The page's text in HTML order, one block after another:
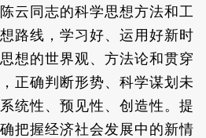
云同志的科学思想方法和工
路线，学习好、运用好新时
想的世界观、方法论和贯穿
正确判断形势、科学谋划未
统性、预见性、创造性。提
把握经济社会发展中的新情